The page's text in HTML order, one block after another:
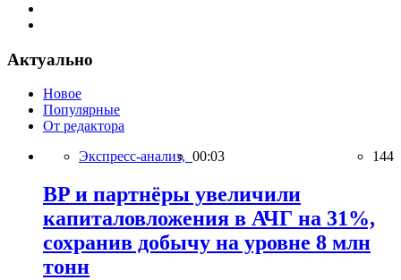
Актуально
Новое
Популярные
От редактора
Экспресс-анализ, 00:03 144
BP и партнёры увеличили
капиталовложения в АЧГ на 31%,
сохранив добычу на уровне 8 млн
тонн